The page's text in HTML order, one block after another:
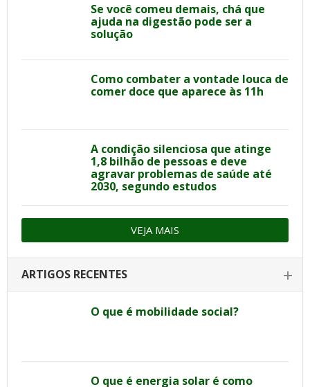
Se você comeu demais, chá que
ajuda na digestão pode ser a
solução
Como combater a vontade louca de
comer doce que aparece às 11h
A condição silenciosa que atinge
1,8 bilhão de pessoas e deve
agravar problemas de saúde até
2030, segundo estudos
VEJA MAIS
ARTIGOS RECENTES
O que é mobilidade social?
O que é energia solar é como